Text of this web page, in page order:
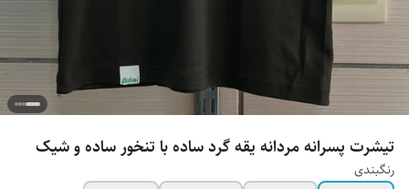
تیشرت پسرانه مردانه یقه گرد ساده با تنخور ساده و شیک
رنگبندی